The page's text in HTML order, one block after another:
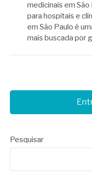
medicinais em
para hospitais e
em São Paulo é
mais buscada por
Pesquisar